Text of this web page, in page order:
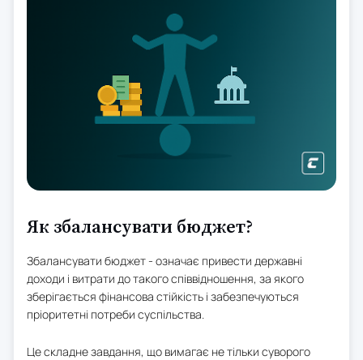
Як збалансувати бюджет?
Збалансувати бюджет - означає привести державні
доходи і витрати до такого співвідношення, за якого
зберігається фінансова стійкість і забезпечуються
пріоритетні потреби суспільства.
Це складне завдання, що вимагає не тільки суворого